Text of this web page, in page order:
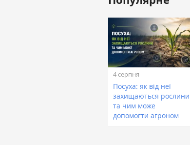
4 серпня
Посуха: як від неї
захищаються рослини
та чим може
допомогти агроном